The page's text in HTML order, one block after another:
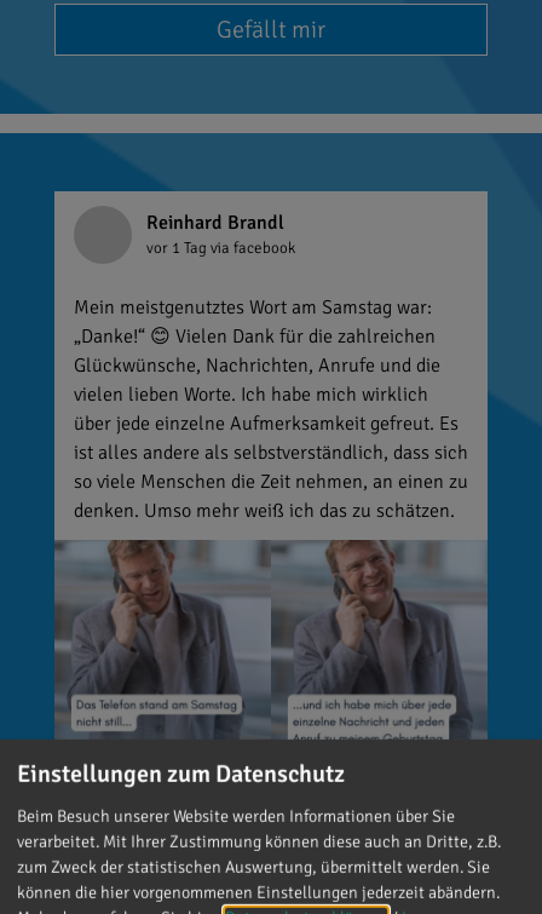
Gefällt mir
Reinhard Brandl
vor 1 Tag via facebook
Mein meistgenutztes Wort am Samstag war:
„Danke!“ 😊 Vielen Dank für die zahlreichen
Glückwünsche, Nachrichten, Anrufe und die
vielen lieben Worte. Ich habe mich wirklich
über jede einzelne Aufmerksamkeit gefreut. Es
ist alles andere als selbstverständlich, dass sich
so viele Menschen die Zeit nehmen, an einen zu
denken. Umso mehr weiß ich das zu schätzen.
Reinhard Brandl
vor 2 Tagenvia facebook
🚨 Neues EU-Gesetz seit dem 2. August! Ab
Einstellungen zum Datenschutz
Beim Besuch unserer Website werden Informationen über Sie
verarbeitet. Mit Ihrer Zustimmung können diese auch an Dritte, z.B.
zum Zweck der statistischen Auswertung, übermittelt werden. Sie
können die hier vorgenommenen Einstellungen jederzeit abändern.